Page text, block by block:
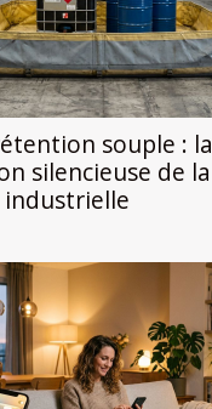
souple : la
silencieuse de la